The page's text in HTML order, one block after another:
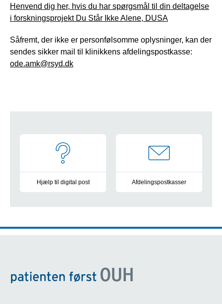
Henvend dig her, hvis du har spørgsmål til din deltagelse
i forskningsprojekt Du Står Ikke Alene, DUSA
Såfremt, der ikke er personfølsomme oplysninger, kan der
sendes sikker mail til klinikkens afdelingspostkasse:
ode.amk@rsyd.dk
Hjælp til digital post Afdelingspostkasser